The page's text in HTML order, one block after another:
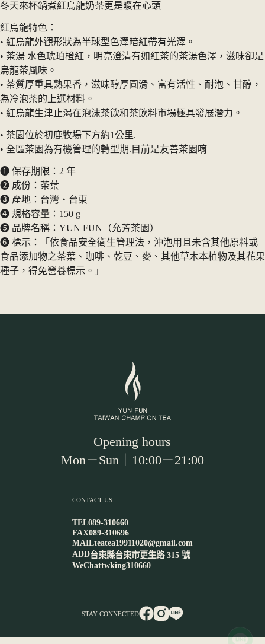
冬天來杯鍋煮紅烏龍奶茶更是暖在心頭
紅烏龍特色：
• 紅烏龍外觀形狀為半球型色澤暗紅帶有光澤。
• 茶湯 水色琥珀橙紅，明亮澄清有如紅茶的茶湯色澤，滋味卻是
烏龍茶風味。
• 茶質厚重具熟果香，滋味醇厚圓滑、富有活性、耐泡、甘醇，
為冷泡茶的上選材料。
• 紅烏龍生津止渴在泡沫茶飲和茶飲料市場極具發展潛力。
• 茶園位於初鹿牧場下方約1公里.
• 全區茶園為有機管理的轉型期.目前是友善茶園唷
➊ 保存期限：2 年
➋ 成份：茶葉
➌ 產地：台灣・台東
➍ 規格容量：150 g
➎ 品牌名稱：YUN FUN（允芳茶園）
➏ 標示：「依食品安全衛生管理法，沖泡用且未含其他原料或
食品添加物之茶葉、咖啡、乾豆、麥、其他草木本植物及其花果
種子，得免營養標示。」
Opening hours
Mon－Sun｜10:00－21:00
CONTACT US
TEL089-310660
FAX089-310696
MAILteatea19911020@gmail.com
ADD台東縣台東市更生路 315 號
WeChattwking310660
STAY CONNECTED